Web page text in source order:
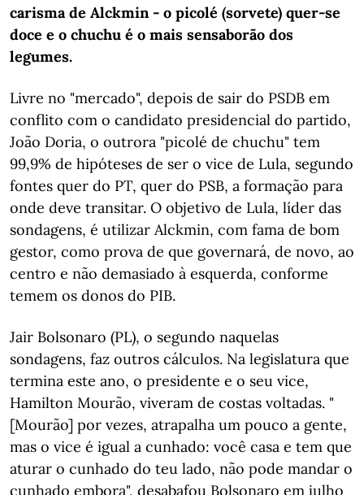
carisma de Alckmin - o picolé (sorvete) quer-se
doce e o chuchu é o mais sensaborão dos
legumes.
Livre no "mercado", depois de sair do PSDB em
conflito com o candidato presidencial do partido,
João Doria, o outrora "picolé de chuchu" tem
99,9% de hipóteses de ser o vice de Lula, segundo
fontes quer do PT, quer do PSB, a formação para
onde deve transitar. O objetivo de Lula, líder das
sondagens, é utilizar Alckmin, com fama de bom
gestor, como prova de que governará, de novo, ao
centro e não demasiado à esquerda, conforme
temem os donos do PIB.
Jair Bolsonaro (PL), o segundo naquelas
sondagens, faz outros cálculos. Na legislatura que
termina este ano, o presidente e o seu vice,
Hamilton Mourão, viveram de costas voltadas. "
[Mourão] por vezes, atrapalha um pouco a gente,
mas o vice é igual a cunhado: você casa e tem que
aturar o cunhado do teu lado, não pode mandar o
cunhado embora", desabafou Bolsonaro em julho